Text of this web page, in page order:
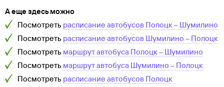
А еще здесь можно
Посмотреть расписание автобусов Полоцк– Шумилино
Посмотреть расписание автобусов Шумилино – Полоцк
Посмотреть маршрут автобуса Полоцк– Шумилино
Посмотреть маршрут автобуса Шумилино – Полоцк
Посмотреть расписание автобусов Полоцк